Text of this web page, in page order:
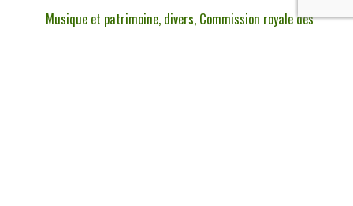
Musique et patrimoine, divers, Commission royale des